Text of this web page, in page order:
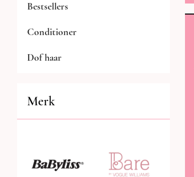
Bestsellers
Conditioner
Dof haar
Droogshampoo
Haarhersteller
Merk